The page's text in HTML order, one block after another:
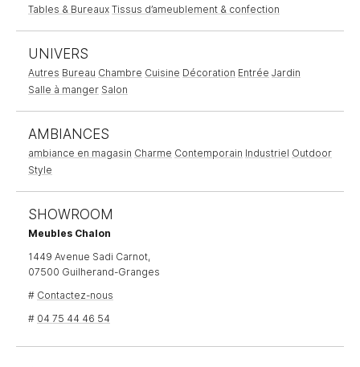
Tables & Bureaux Tissus d’ameublement & confection
UNIVERS
Autres Bureau Chambre Cuisine Décoration Entrée Jardin
Salle à manger Salon
AMBIANCES
ambiance en magasin Charme Contemporain Industriel Outdoor
Style
SHOWROOM
Meubles Chalon
1449 Avenue Sadi Carnot,
07500 Guilherand-Granges
# Contactez-nous
# 04 75 44 46 54